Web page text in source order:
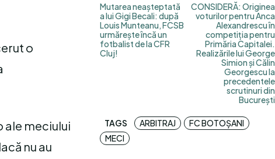
o
ale meciului
nu au
Mutarea neașteptată
a lui Gigi Becali: după
Louis Munteanu, FCSB
urmărește încă un
fotbalist de la CFR
Cluj!
CONSIDERĂ: Originea
voturilor pentru Anca
Alexandrescu în
competiția pentru
Primăria Capitalei.
Realizările lui George
Simion și Călin
Georgescu la
precedentele
scrutinuri din
București
TAGS ARBITRAJ
FC BOTOȘANI
MECI